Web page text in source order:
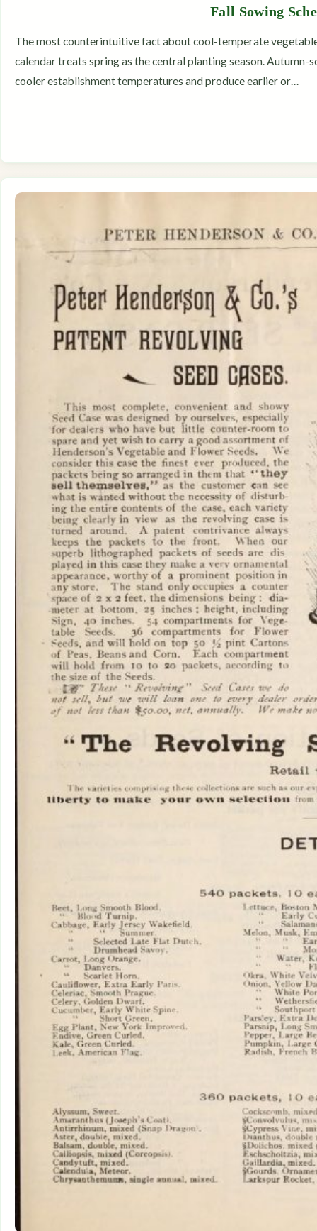
Fall Sowing
The most counterintuitive fact about cool-temperate
calendar treats spring as the central planting season. Autumn-
cooler establishment temperatures and produce earlier or…